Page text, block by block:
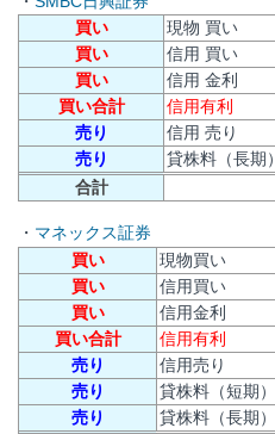
買い
現物 買い
買い
信用 買い
買い
信用 金利
買い合計
信用有利
売り
信用 売り
売り
貸株料（長期）
合計
・ マネックス証券
買い
現物買い
買い
信用買い
買い
信用金利
買い合計
信用有利
売り
信用売り
売り
貸株料（短期）
売り
貸株料（長期）